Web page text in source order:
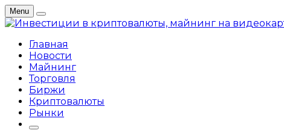
Menu
Главная
Новости
Майнинг
Торговля
Биржи
Криптовалюты
Рынки